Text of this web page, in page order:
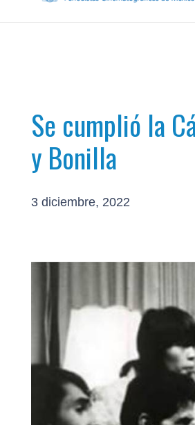
Se cumplió la
y Bonilla
3 diciembre, 2022